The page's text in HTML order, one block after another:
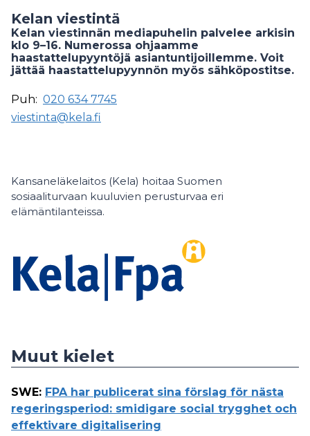
Kelan viestintä
Kelan viestinnän mediapuhelin palvelee arkisin
klo 9–16. Numerossa ohjaamme
haastattelupyyntöjä asiantuntijoillemme. Voit
jättää haastattelupyynnön myös sähköpostitse.
Puh: 020 634 7745
viestinta@kela.fi
Kansaneläkelaitos (Kela) hoitaa Suomen
sosiaaliturvaan kuuluvien perusturvaa eri
elämäntilanteissa.
Muut kielet
SWE: FPA har publicerat sina förslag för nästa
regeringsperiod: smidigare social trygghet och
effektivare digitalisering